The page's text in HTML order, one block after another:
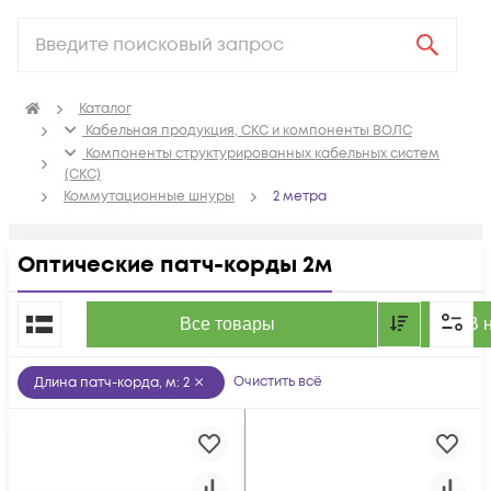
Каталог
Кабельная продукция, СКС и компоненты ВОЛС
Компоненты структурированных кабельных систем
(СКС)
Коммутационные шнуры
2 метра
Оптические патч-корды 2м
Все товары В
По популярности
Длина патч-корда, м: 2 Очистить всё